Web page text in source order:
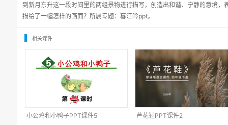
到新月东升这一段时间里的两组景物进行描写，创造出和谐、宁静的意境
描绘了一幅怎样的画面？所属专题： 暮江吟ppt。
相关课件
小公鸡和小鸭子PPT课件5 芦花鞋PPT课件2